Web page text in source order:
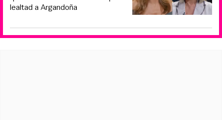
lealtad a Argandoña